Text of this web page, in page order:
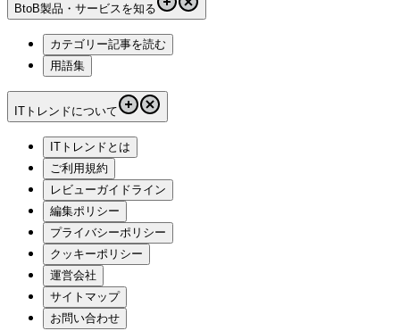
BtoB製品・サービスを知る
カテゴリー記事を読む
用語集
ITトレンドについて
ITトレンドとは
ご利用規約
レビューガイドライン
編集ポリシー
プライバシーポリシー
クッキーポリシー
運営会社
サイトマップ
お問い合わせ